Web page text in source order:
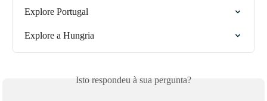
Explore Portugal
Explore a Hungria
Isto respondeu à sua pergunta?